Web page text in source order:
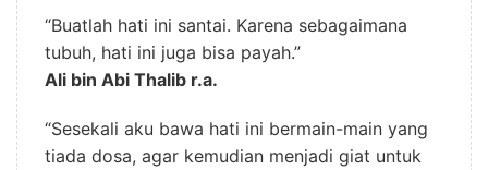
“Buatlah hati ini santai. Karena sebagaimana
tubuh, hati ini juga bisa payah.”
Ali bin Abi Thalib r.a.
“Sesekali aku bawa hati ini bermain-main yang
tiada dosa, agar kemudian menjadi giat untuk